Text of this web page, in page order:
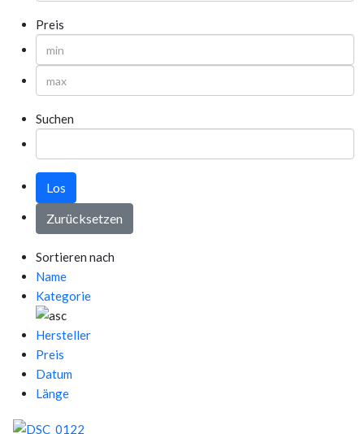
Preis
Suchen
Sortieren nach
Name
Kategorie
Hersteller
Preis
Datum
Länge